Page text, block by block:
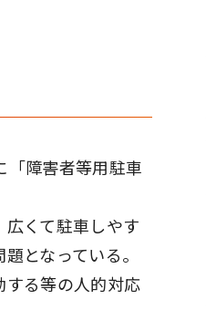
「障害者等用駐車
くて駐車しやす
となっている。
する等の人的対応